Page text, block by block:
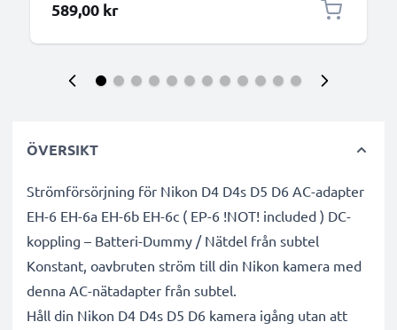
589,00 kr
ÖVERSIKT
Strömförsörjning för Nikon D4 D4s D5 D6 AC-adapter
EH-6 EH-6a EH-6b EH-6c ( EP-6 !NOT! included ) DC-
koppling – Batteri-Dummy / Nätdel från subtel
Konstant, oavbruten ström till din Nikon kamera med
denna AC-nätadapter från subtel.
Håll din Nikon D4 D4s D5 D6 kamera igång utan att